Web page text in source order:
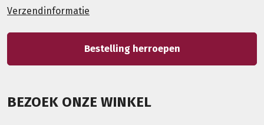
Verzendinformatie
Bestelling herroepen
BEZOEK ONZE WINKEL